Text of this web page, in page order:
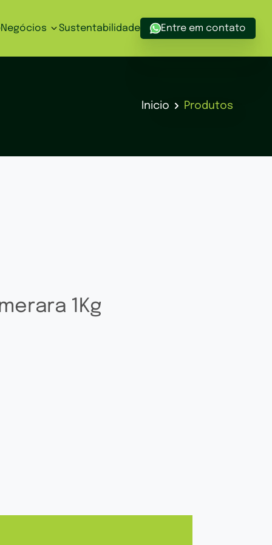
Negócios Sustentabilidade Entre em contato
Inicio Produtos
1Kg